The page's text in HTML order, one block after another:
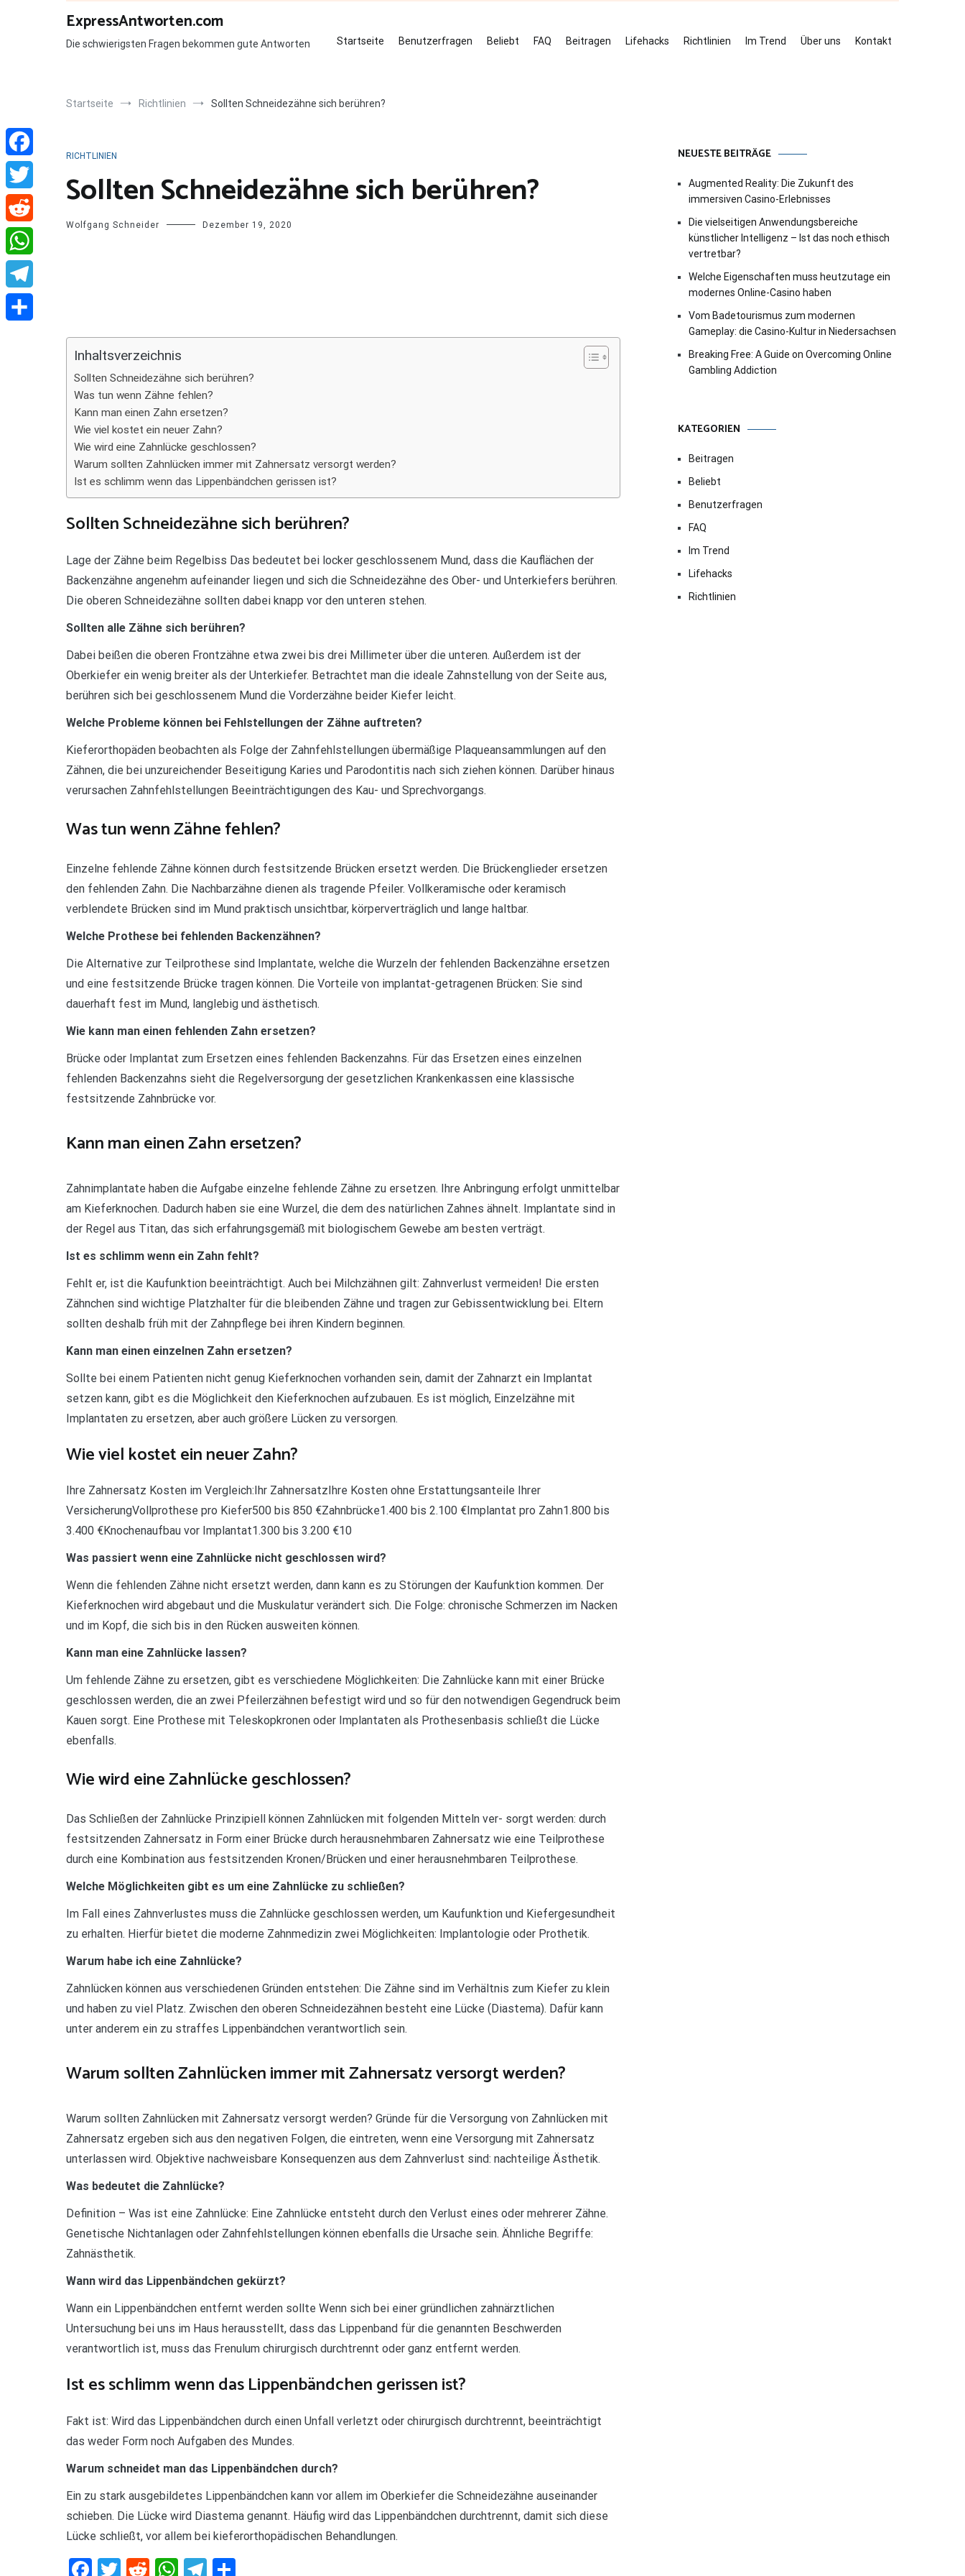
ExpressAntworten.com
Die schwierigsten Fragen bekommen gute Antworten Startseite Benutzerfragen Beliebt FAQ Beitragen Lifehacks Richtlinien Im Trend Über uns Kontakt
Startseite Richtlinien Sollten Schneidezähne sich berühren?
RICHTLINIEN
Sollten Schneidezähne sich berühren?
Wolfgang Schneider Dezember 19, 2020
Inhaltsverzeichnis
Sollten Schneidezähne sich berühren?
Was tun wenn Zähne fehlen?
Kann man einen Zahn ersetzen?
Wie viel kostet ein neuer Zahn?
Wie wird eine Zahnlücke geschlossen?
Warum sollten Zahnlücken immer mit Zahnersatz versorgt werden?
Ist es schlimm wenn das Lippenbändchen gerissen ist?
Sollten Schneidezähne sich berühren?
Lage der Zähne beim Regelbiss Das bedeutet bei locker geschlossenem Mund, dass die Kauflächen der
Backenzähne angenehm aufeinander liegen und sich die Schneidezähne des Ober- und Unterkiefers berühren.
Die oberen Schneidezähne sollten dabei knapp vor den unteren stehen.
Sollten alle Zähne sich berühren?
Dabei beißen die oberen Frontzähne etwa zwei bis drei Millimeter über die unteren. Außerdem ist der
Oberkiefer ein wenig breiter als der Unterkiefer. Betrachtet man die ideale Zahnstellung von der Seite aus,
berühren sich bei geschlossenem Mund die Vorderzähne beider Kiefer leicht.
Welche Probleme können bei Fehlstellungen der Zähne auftreten?
Kieferorthopäden beobachten als Folge der Zahnfehlstellungen übermäßige Plaqueansammlungen auf den
Zähnen, die bei unzureichender Beseitigung Karies und Parodontitis nach sich ziehen können. Darüber hinaus
verursachen Zahnfehlstellungen Beeinträchtigungen des Kau- und Sprechvorgangs.
Was tun wenn Zähne fehlen?
Einzelne fehlende Zähne können durch festsitzende Brücken ersetzt werden. Die Brückenglieder ersetzen
den fehlenden Zahn. Die Nachbarzähne dienen als tragende Pfeiler. Vollkeramische oder keramisch
verblendete Brücken sind im Mund praktisch unsichtbar, körperverträglich und lange haltbar.
Welche Prothese bei fehlenden Backenzähnen?
Die Alternative zur Teilprothese sind Implantate, welche die Wurzeln der fehlenden Backenzähne ersetzen
und eine festsitzende Brücke tragen können. Die Vorteile von implantat-getragenen Brücken: Sie sind
dauerhaft fest im Mund, langlebig und ästhetisch.
Wie kann man einen fehlenden Zahn ersetzen?
Brücke oder Implantat zum Ersetzen eines fehlenden Backenzahns. Für das Ersetzen eines einzelnen
fehlenden Backenzahns sieht die Regelversorgung der gesetzlichen Krankenkassen eine klassische
festsitzende Zahnbrücke vor.
Kann man einen Zahn ersetzen?
Zahnimplantate haben die Aufgabe einzelne fehlende Zähne zu ersetzen. Ihre Anbringung erfolgt unmittelbar
am Kieferknochen. Dadurch haben sie eine Wurzel, die dem des natürlichen Zahnes ähnelt. Implantate sind in
der Regel aus Titan, das sich erfahrungsgemäß mit biologischem Gewebe am besten verträgt.
Ist es schlimm wenn ein Zahn fehlt?
Fehlt er, ist die Kaufunktion beeinträchtigt. Auch bei Milchzähnen gilt: Zahnverlust vermeiden! Die ersten
Zähnchen sind wichtige Platzhalter für die bleibenden Zähne und tragen zur Gebissentwicklung bei. Eltern
sollten deshalb früh mit der Zahnpflege bei ihren Kindern beginnen.
Kann man einen einzelnen Zahn ersetzen?
Sollte bei einem Patienten nicht genug Kieferknochen vorhanden sein, damit der Zahnarzt ein Implantat
setzen kann, gibt es die Möglichkeit den Kieferknochen aufzubauen. Es ist möglich, Einzelzähne mit
Implantaten zu ersetzen, aber auch größere Lücken zu versorgen.
Wie viel kostet ein neuer Zahn?
Ihre Zahnersatz Kosten im Vergleich:Ihr ZahnersatzIhre Kosten ohne Erstattungsanteile Ihrer
VersicherungVollprothese pro Kiefer500 bis 850 €Zahnbrücke1.400 bis 2.100 €Implantat pro Zahn1.800 bis
3.400 €Knochenaufbau vor Implantat1.300 bis 3.200 €10
Was passiert wenn eine Zahnlücke nicht geschlossen wird?
Wenn die fehlenden Zähne nicht ersetzt werden, dann kann es zu Störungen der Kaufunktion kommen. Der
Kieferknochen wird abgebaut und die Muskulatur verändert sich. Die Folge: chronische Schmerzen im Nacken
und im Kopf, die sich bis in den Rücken ausweiten können.
Kann man eine Zahnlücke lassen?
Um fehlende Zähne zu ersetzen, gibt es verschiedene Möglichkeiten: Die Zahnlücke kann mit einer Brücke
geschlossen werden, die an zwei Pfeilerzähnen befestigt wird und so für den notwendigen Gegendruck beim
Kauen sorgt. Eine Prothese mit Teleskopkronen oder Implantaten als Prothesenbasis schließt die Lücke
ebenfalls.
Wie wird eine Zahnlücke geschlossen?
Das Schließen der Zahnlücke Prinzipiell können Zahnlücken mit folgenden Mitteln ver- sorgt werden: durch
festsitzenden Zahnersatz in Form einer Brücke durch herausnehmbaren Zahnersatz wie eine Teilprothese
durch eine Kombination aus festsitzenden Kronen/Brücken und einer herausnehmbaren Teilprothese.
Welche Möglichkeiten gibt es um eine Zahnlücke zu schließen?
Im Fall eines Zahnverlustes muss die Zahnlücke geschlossen werden, um Kaufunktion und Kiefergesundheit
zu erhalten. Hierfür bietet die moderne Zahnmedizin zwei Möglichkeiten: Implantologie oder Prothetik.
Warum habe ich eine Zahnlücke?
Zahnlücken können aus verschiedenen Gründen entstehen: Die Zähne sind im Verhältnis zum Kiefer zu klein
und haben zu viel Platz. Zwischen den oberen Schneidezähnen besteht eine Lücke (Diastema). Dafür kann
unter anderem ein zu straffes Lippenbändchen verantwortlich sein.
Warum sollten Zahnlücken immer mit Zahnersatz versorgt werden?
Warum sollten Zahnlücken mit Zahnersatz versorgt werden? Gründe für die Versorgung von Zahnlücken mit
Zahnersatz ergeben sich aus den negativen Folgen, die eintreten, wenn eine Versorgung mit Zahnersatz
unterlassen wird. Objektive nachweisbare Konsequenzen aus dem Zahnverlust sind: nachteilige Ästhetik.
Was bedeutet die Zahnlücke?
Definition – Was ist eine Zahnlücke: Eine Zahnlücke entsteht durch den Verlust eines oder mehrerer Zähne.
Genetische Nichtanlagen oder Zahnfehlstellungen können ebenfalls die Ursache sein. Ähnliche Begriffe:
Zahnästhetik.
Wann wird das Lippenbändchen gekürzt?
Wann ein Lippenbändchen entfernt werden sollte Wenn sich bei einer gründlichen zahnärztlichen
Untersuchung bei uns im Haus herausstellt, dass das Lippenband für die genannten Beschwerden
verantwortlich ist, muss das Frenulum chirurgisch durchtrennt oder ganz entfernt werden.
Ist es schlimm wenn das Lippenbändchen gerissen ist?
Fakt ist: Wird das Lippenbändchen durch einen Unfall verletzt oder chirurgisch durchtrennt, beeinträchtigt
das weder Form noch Aufgaben des Mundes.
Warum schneidet man das Lippenbändchen durch?
Ein zu stark ausgebildetes Lippenbändchen kann vor allem im Oberkiefer die Schneidezähne auseinander
schieben. Die Lücke wird Diastema genannt. Häufig wird das Lippenbändchen durchtrennt, damit sich diese
Lücke schließt, vor allem bei kieferorthopädischen Behandlungen.
Facebook
Twitter
RedditWhatsApp
Telegram
NEUESTE BEITRÄGE
Augmented Reality: Die Zukunft des
immersiven Casino-Erlebnisses
Die vielseitigen Anwendungsbereiche
künstlicher Intelligenz – Ist das noch ethisch
vertretbar?
Welche Eigenschaften muss heutzutage ein
modernes Online-Casino haben
Vom Badetourismus zum modernen
Gameplay: die Casino-Kultur in Niedersachsen
Breaking Free: A Guide on Overcoming Online
Gambling Addiction
KATEGORIEN
Beitragen
Beliebt
Benutzerfragen
FAQ
Im Trend
Lifehacks
Richtlinien
Facebook
Twitter
Reddit
WhatsApp
Telegram